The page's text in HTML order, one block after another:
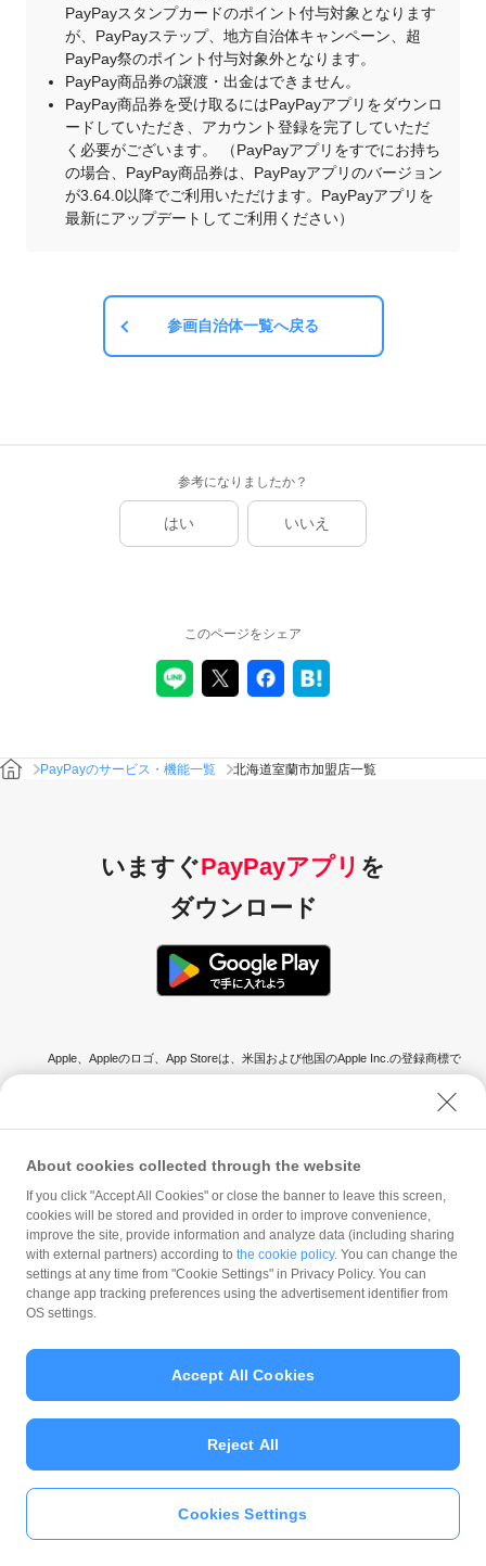
PayPayスタンプカードのポイント付与対象となります
が、PayPayステップ、地方自治体キャンペーン、超
PayPay祭のポイント付与対象外となります。
PayPay商品券の譲渡・出金はできません。
PayPay商品券を受け取るにはPayPayアプリをダウンロ
ードしていただき、アカウント登録を完了していただ
く必要がございます。 （PayPayアプリをすでにお持ち
の場合、PayPay商品券は、PayPayアプリのバージョン
が3.64.0以降でご利用いただけます。PayPayアプリを
最新にアップデートしてご利用ください）
参画自治体一覧へ戻る
参考になりましたか？
はい いいえ
PayPayアプリをダウンロ
ード＞＞
このページをシェア
PayPayのサービス・機能一覧 北海道室蘭市加盟店一覧
いますぐPayPayアプリ を
ダウンロード
Apple、Appleのロゴ、App Storeは、米国および他国のApple Inc.の登録商標で
す。
PayPayの
基本的な使い方
はじめての方
About cookies collected through the website
If you click "Accept All Cookies" or close the banner to leave this screen,
cookies will be stored and provided in order to improve convenience,
improve the site, provide information and analyze data (including sharing
with external partners) according to the cookie policy. You can change the
settings at any time from "Cookie Settings" in Privacy Policy. You can
change app tracking preferences using the advertisement identifier from
OS settings.
Cookies Settings
Reject All
Accept All Cookies